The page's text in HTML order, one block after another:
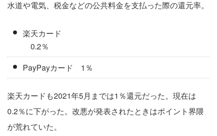
水道や電気、税金などの公共料金を支払った際の還元率。
楽天カード
0.2％
PayPayカード 1％
楽天カードも2021年5月までは1％還元だった。現在は
0.2％に下がった。改悪が発表されたときはポイント界隈
が荒れていた。